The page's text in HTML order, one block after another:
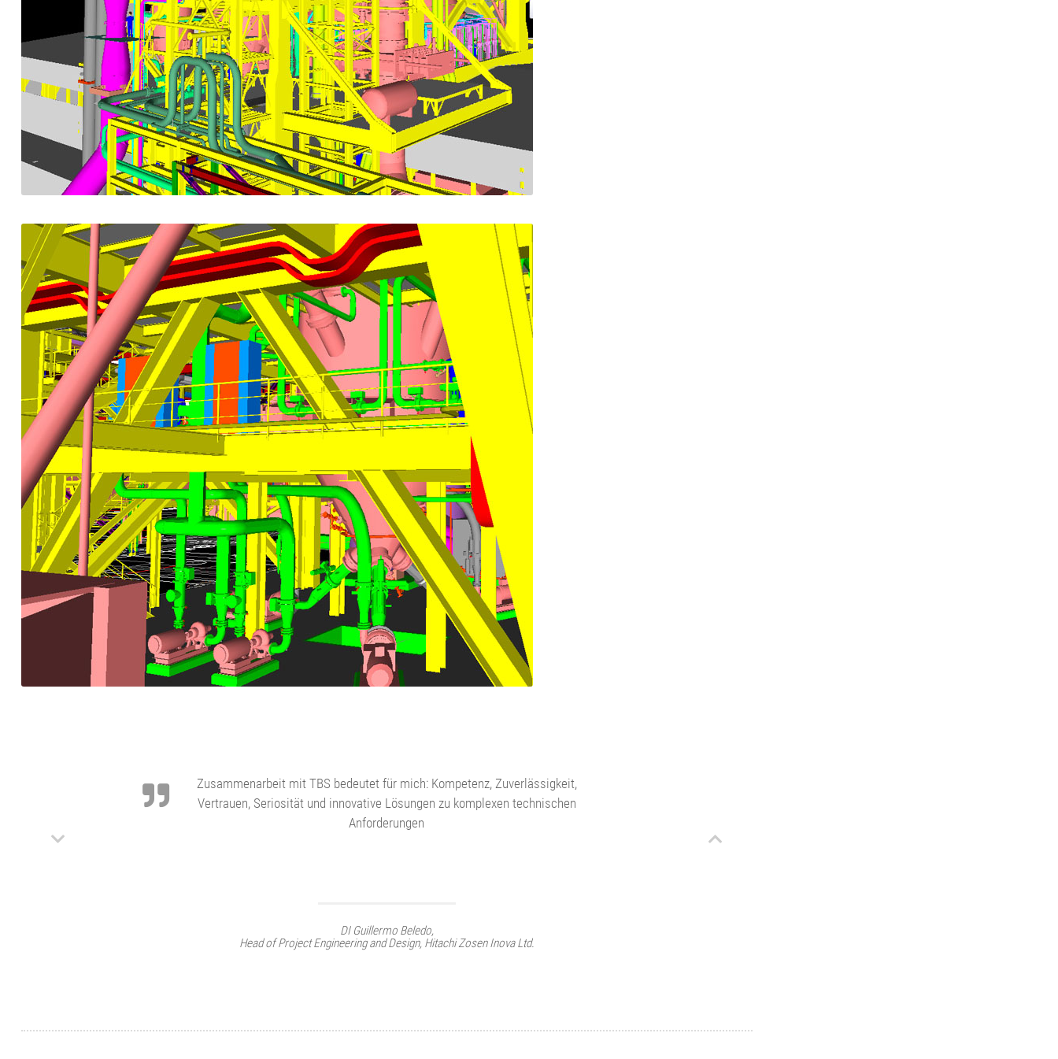
Zusammenarbeit mit TBS bedeutet für mich: Kompetenz, Zuverlässigkeit,
Kompetenz, Termintreue und Qualität, auf diese Eigenschaften des
technischen Büros Schatz verlässt sich die Kremsmüllergruppe bei ihren
komplexen Montageprojekten.